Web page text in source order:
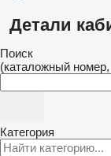
Детали
Поиск
(каталожный
Категория